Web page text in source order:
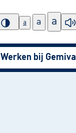
a a a
Werken bij Gemiva